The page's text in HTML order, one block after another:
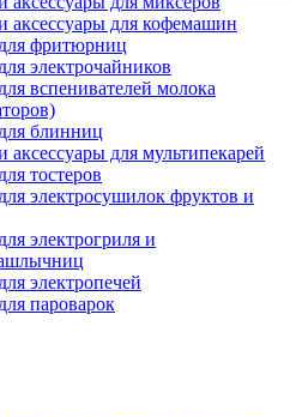
аксессуары для кофемашин
фритюрниц
электрочайников
вспенивателей молока
блинниц
аксессуары для мультипекарей
тостеров
электросушилок фруктов и
электрогриля и
электропечей
пароварок